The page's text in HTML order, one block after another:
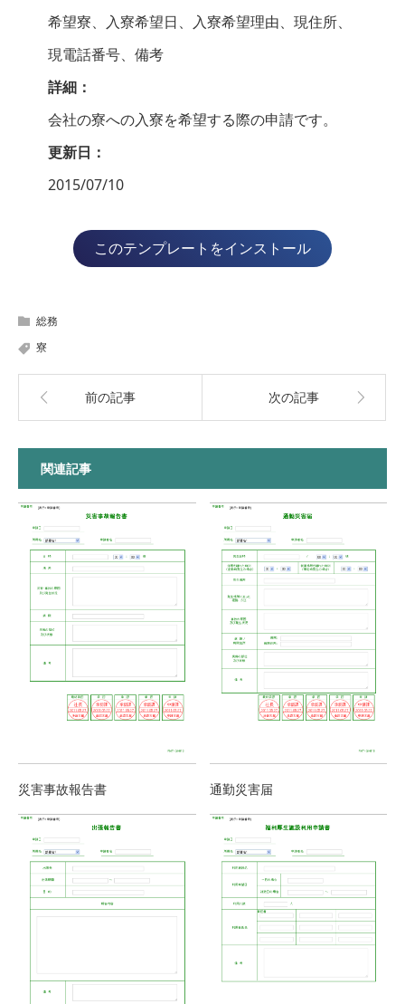
希望寮、入寮希望日、入寮希望理由、現住所、
現電話番号、備考
詳細：
会社の寮への入寮を希望する際の申請です。
更新日：
2015/07/10
このテンプレートをインストール
総務
寮
前の記事 次の記事
関連記事
災害事故報告書 通勤災害届